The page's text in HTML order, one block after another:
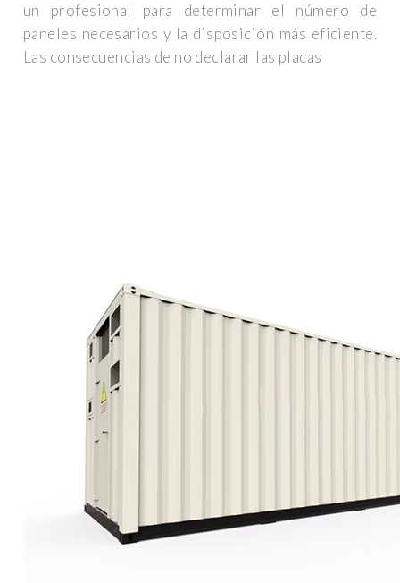
un profesional para determinar el número de
paneles necesarios y la disposición más eficiente.
Las consecuencias de no declarar las placas